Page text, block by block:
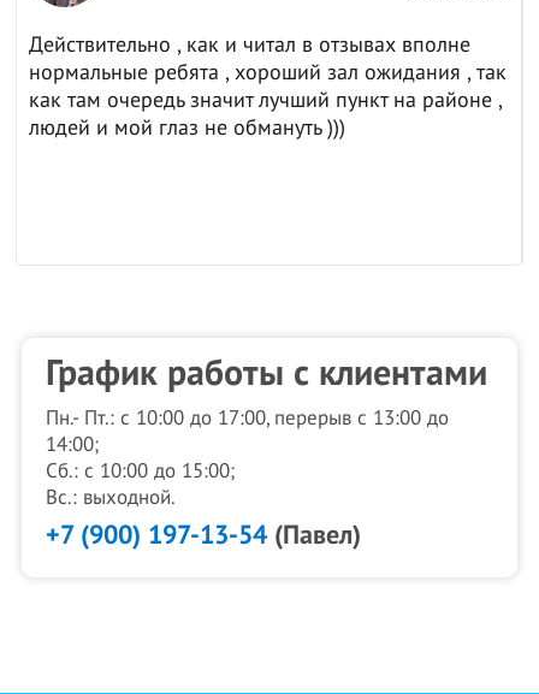
Действительно , как и читал в отзывах вполне
нормальные ребята , хороший зал ожидания , так
как там очередь значит лучший пункт на районе ,
людей и мой глаз не обмануть )))
График работы с клиентами
Пн.- Пт.: с 10:00 до 17:00, перерыв с 13:00 до
14:00;
Сб.: с 10:00 до 15:00;
Вс.: выходной.
+7 (900) 197-13-54(Павел)